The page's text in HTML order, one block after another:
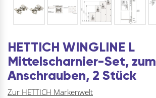
HETTICH WINGLINE L
Mittelscharnier-Set, zum
Anschrauben, 2 Stück
Zur HETTICH Markenwelt